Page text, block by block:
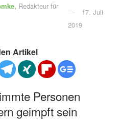
Redakteur für
17. Juli
2019
Artikel
Personen
geimpft sein